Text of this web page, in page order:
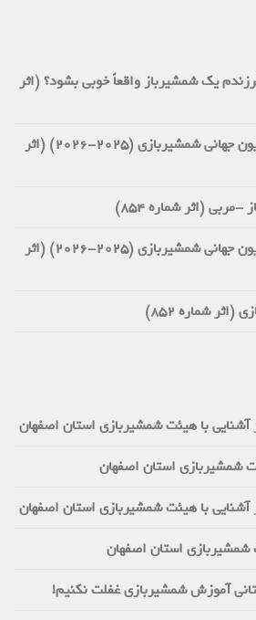
یک شمشیرباز واقعاً خوبی بشود؟ (اثر
قوانین تکنیکی فدراسیون جهانی شمشیربازی (2025-2026) (اثر
(اثر شماره 854)
قوانین تکنیکی فدراسیون جهانی شمشیربازی (2025-2026) (اثر
شماره 852)
با هیئت شمشیربازی استان اصفهان
استان اصفهان
با هیئت شمشیربازی استان اصفهان
استان اصفهان
آموزش شمشیربازی غفلت نکنیم!